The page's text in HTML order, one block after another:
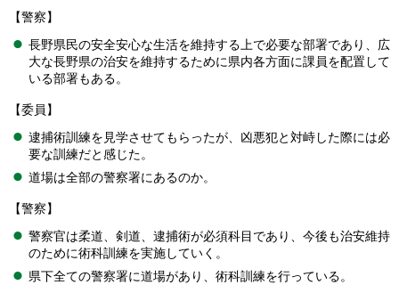
【警察】
長野県民の安全安心な生活を維持する上で必要な部署であり、広
大な長野県の治安を維持するために県内各方面に課員を配置して
いる部署もある。
【委員】
逮捕術訓練を見学させてもらったが、凶悪犯と対峙した際には必
要な訓練だと感じた。
道場は全部の警察署にあるのか。
【警察】
警察官は柔道、剣道、逮捕術が必須科目であり、今後も治安維持
のために術科訓練を実施していく。
県下全ての警察署に道場があり、術科訓練を行っている。